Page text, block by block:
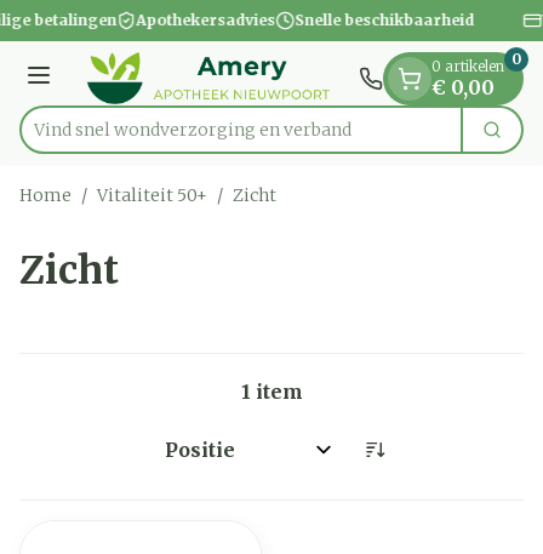
Ga naar de inhoud
1 van 1
betalingen Apothekersadvies Snelle beschikbaarheid
Menu
Product, merk, categorie...
Vind snel wondverzorging en ver Zoek
0 artikelen
€ 0,00
0
Home / Vitaliteit 50+ / Zicht
Zicht
1 item
Sorteer op: